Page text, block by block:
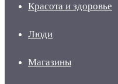
Красота и здоровье
Люди
Магазины